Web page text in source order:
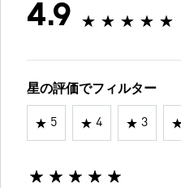
4.9
星の評価でフィルター
5 4 3